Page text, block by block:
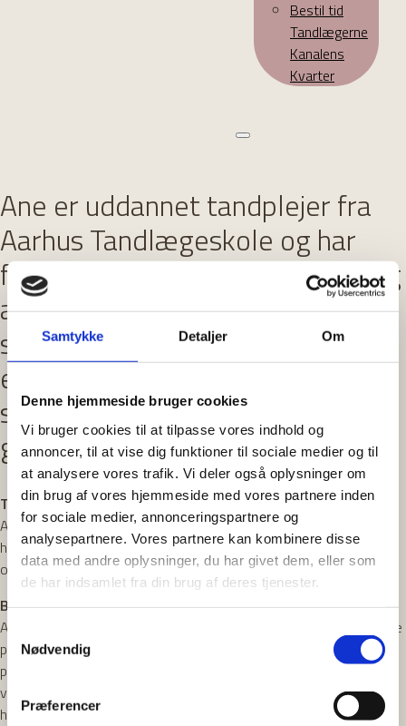
Samtykke Detaljer Om
Denne hjemmeside bruger cookies
Vi bruger cookies til at tilpasse vores indhold og
annoncer, til at vise dig funktioner til sociale medier og til
at analysere vores trafik. Vi deler også oplysninger om
din brug af vores hjemmeside med vores partnere inden
for sociale medier, annonceringspartnere og
analysepartnere. Vores partnere kan kombinere disse
data med andre oplysninger, du har givet dem, eller som
de har indsamlet fra din brug af deres tjenester.
Samtykkevalg
Nødvendig
Præferencer
Bestil tid
Tandlægerne
Kanalens
Kvarter
Ane er uddannet tandplejer fra
Aarhus Tandlægeskole og har
fokus på at skabe en tryg og rolig
atmosfære, hvor patienter føler
sig velkomne og godt tilpas. Det
er vigtigt for hende, at man føler
sig lyttet til og velinformeret
gennem hele behandlingen.
Tryghed og nærvær
Ane er kendt for sit gode humør og sin lattermilde tilgang. Med
humor, nærvær og en rolig fremtoning møder hun alle i øjenhøjde
og arbejder for, at hvert besøg bliver en tryg og positiv oplevelse.
Behandling og forebyggelse
Ane udfører diagnostiske undersøgelser, røntgenoptagelser, mindre
plastfyldninger, tandblegning, profylakse samt behandling af
parodontitis. Hun har desuden stort fokus på forebyggelse og
vejleder patienter i, hvordan de bedst passer på deres tænder i
hverdagen.